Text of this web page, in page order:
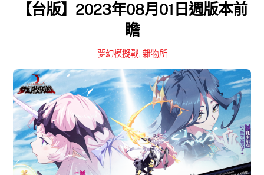
【台版】2023年08月01日週版本前
瞻
夢幻模擬戰, 雜物所